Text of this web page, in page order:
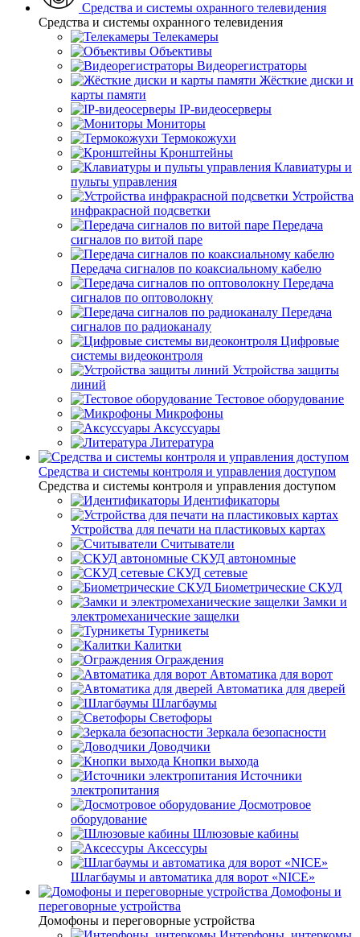
Средства и системы охранного телевидения
Средства и системы охранного телевидения
Телекамеры
Объективы
Видеорегистраторы
Жёсткие диски и
карты памяти
IP-видеосерверы
Мониторы
Термокожухи
Кронштейны
Клавиатуры и
пульты управления
Устройства
инфракрасной подсветки
Передача
сигналов по витой паре
Передача сигналов по коаксиальному кабелю
Передача
сигналов по оптоволокну
Передача
сигналов по радиоканалу
Цифровые
системы видеоконтроля
Устройства защиты
линий
Тестовое оборудование
Микрофоны
Аксуссуары
Литература
Средства и системы контроля и управления доступом
Средства и системы контроля и управления доступом
Идентификаторы
Устройства для печати на пластиковых картах
Считыватели
СКУД автономные
СКУД сетевые
Биометрические СКУД
Замки и
электромеханические защелки
Турникеты
Калитки
Ограждения
Автоматика для ворот
Автоматика для дверей
Шлагбаумы
Светофоры
Зеркала безопасности
Доводчики
Кнопки выхода
Источники
электропитания
Досмотровое
оборудование
Шлюзовые кабины
Аксессуры
Шлагбаумы и автоматика для ворот «NICE»
Домофоны и
переговорные устройства
Домофоны и переговорные устройства